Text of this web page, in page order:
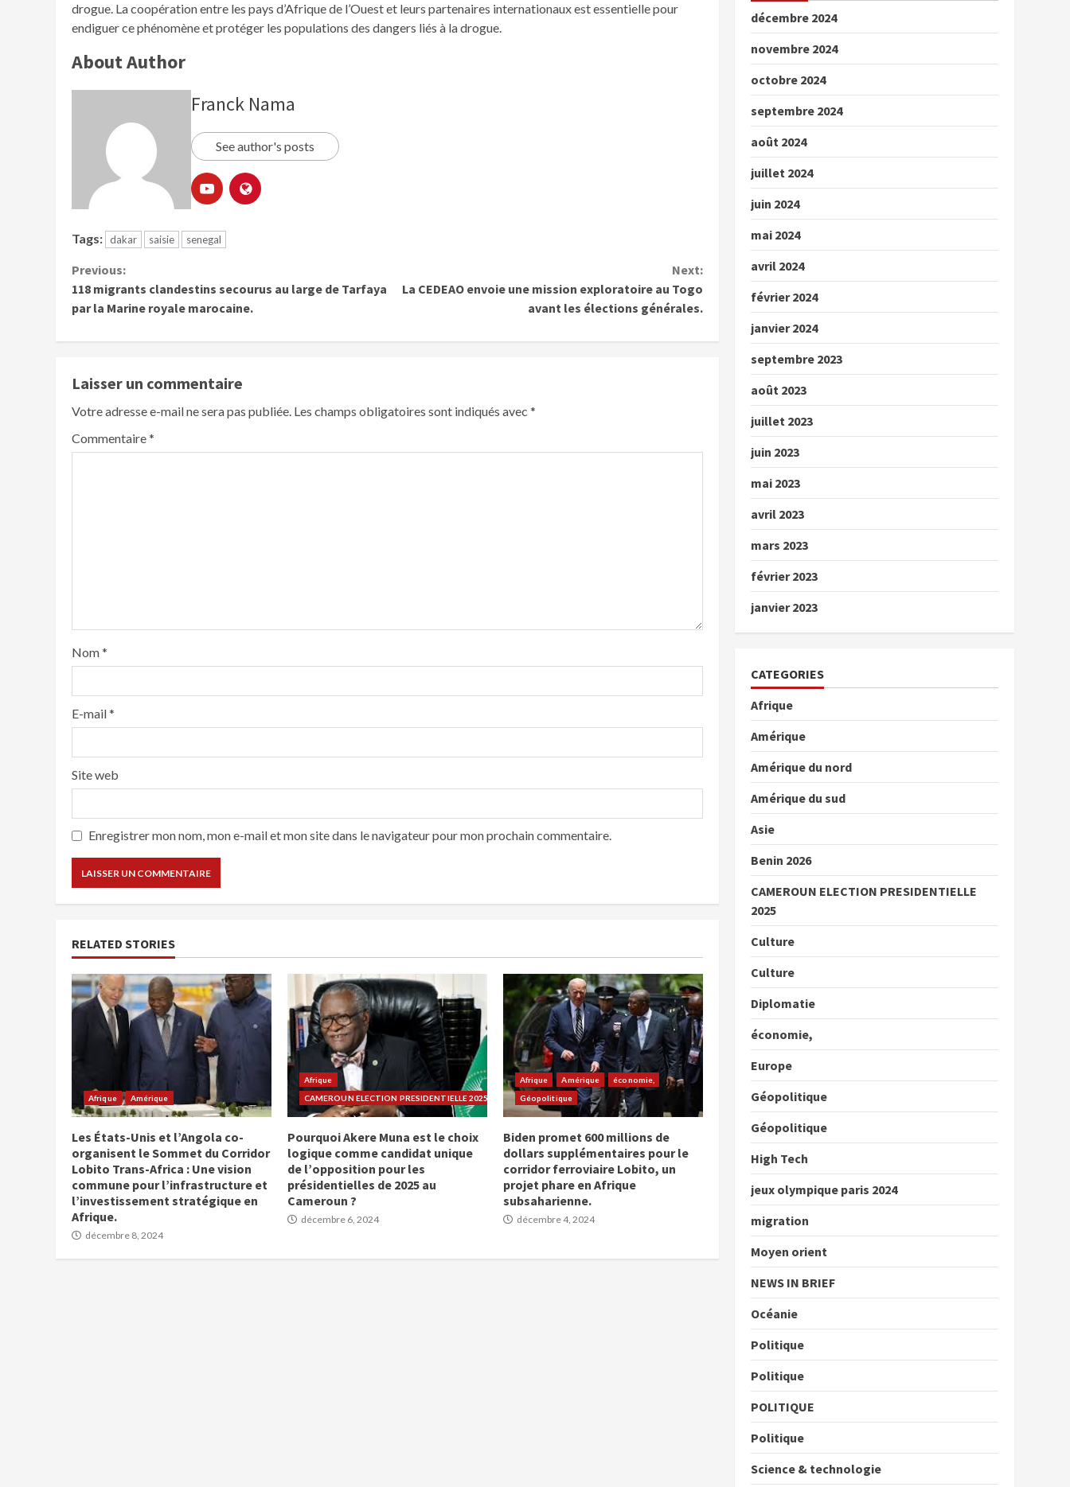
drogue. La coopération entre les pays d’Afrique de l’Ouest et leurs partenaires internationaux est essentielle pour
endiguer ce phénomène et protéger les populations des dangers liés à la drogue.
About Author
Franck Nama
See author's posts
Tags: dakar saisie senegal
Previous:
118 migrants clandestins secourus au large de Tarfaya
par la Marine royale marocaine.
Next:
La CEDEAO envoie une mission exploratoire au Togo
avant les élections générales.
Laisser un commentaire
Votre adresse e-mail ne sera pas publiée. Les champs obligatoires sont indiqués avec *
Commentaire*
Nom*
E-mail*
Site web
Enregistrer mon nom, mon e-mail et mon site dans le navigateur pour mon prochain commentaire.
RELATED STORIES
Afrique Amérique
Les États-Unis et l’Angola co-
organisent le Sommet du Corridor
Lobito Trans-Africa : Une vision
commune pour l’infrastructure et
l’investissement stratégique en
Afrique.
décembre 8, 2024
Afrique
CAMEROUN ELECTION PRESIDENTIELLE 2025
Pourquoi Akere Muna est le choix
logique comme candidat unique
de l’opposition pour les
présidentielles de 2025 au
Cameroun ?
décembre 6, 2024
Afrique Amérique
économie,
Géopolitique
Biden promet 600 millions de
dollars supplémentaires pour le
corridor ferroviaire Lobito, un
projet phare en Afrique
subsaharienne.
décembre 4, 2024
décembre 2024
novembre 2024
octobre 2024
septembre 2024
août 2024
juillet 2024
juin 2024
mai 2024
avril 2024
février 2024
janvier 2024
septembre 2023
août 2023
juillet 2023
juin 2023
mai 2023
avril 2023
mars 2023
février 2023
janvier 2023
CATEGORIES
Afrique
Amérique
Amérique du nord
Amérique du sud
Asie
Benin 2026
CAMEROUN ELECTION PRESIDENTIELLE
2025
Culture
Culture
Diplomatie
économie,
Europe
Géopolitique
Géopolitique
High Tech
jeux olympique paris 2024
migration
Moyen orient
NEWS IN BRIEF
Océanie
Politique
Politique
POLITIQUE
Politique
Science & technologie